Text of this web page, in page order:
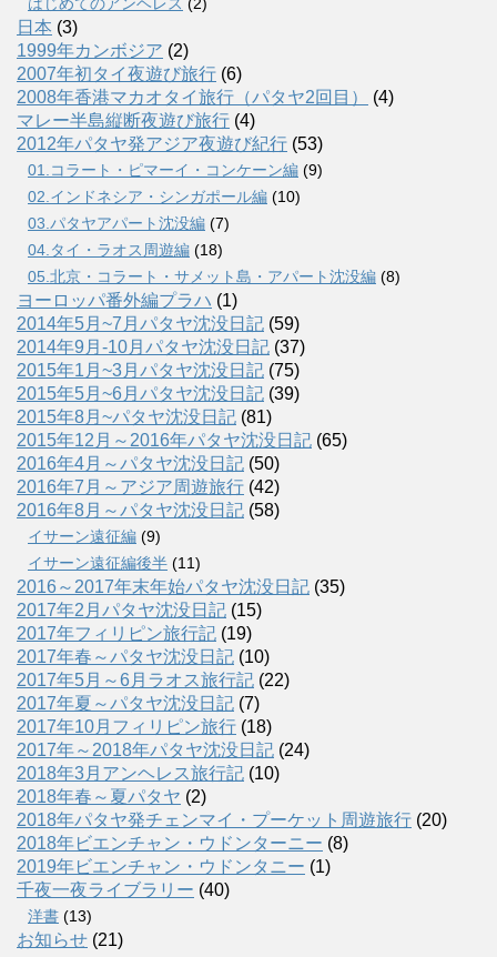
はじめてのアンヘレス (2)
日本 (3)
1999年カンボジア (2)
2007年初タイ夜遊び旅行 (6)
2008年香港マカオタイ旅行（パタヤ2回目）
(4)
マレー半島縦断夜遊び旅行 (4)
2012年パタヤ発アジア夜遊び紀行 (53)
01.コラート・ピマーイ・コンケーン編 (9)
02.インドネシア・シンガポール編 (10)
03.パタヤアパート沈没編 (7)
04.タイ・ラオス周遊編 (18)
05.北京・コラート・サメット島・アパート沈没編 (8)
ヨーロッパ番外編プラハ (1)
2014年5月~7月パタヤ沈没日記 (59)
2014年9月-10月パタヤ沈没日記 (37)
2015年1月~3月パタヤ沈没日記 (75)
2015年5月~6月パタヤ沈没日記 (39)
2015年8月~パタヤ沈没日記 (81)
2015年12月～2016年パタヤ沈没日記 (65)
2016年4月～パタヤ沈没日記 (50)
2016年7月～アジア周遊旅行 (42)
2016年8月～パタヤ沈没日記 (58)
イサーン遠征編 (9)
イサーン遠征編後半 (11)
2016～2017年末年始パタヤ沈没日記 (35)
2017年2月パタヤ沈没日記 (15)
2017年フィリピン旅行記 (19)
2017年春～パタヤ沈没日記 (10)
2017年5月～6月ラオス旅行記 (22)
2017年夏～パタヤ沈没日記 (7)
2017年10月フィリピン旅行 (18)
2017年～2018年パタヤ沈没日記 (24)
2018年3月アンヘレス旅行記 (10)
2018年春～夏パタヤ (2)
2018年パタヤ発チェンマイ・プーケット周遊旅行 (20)
2018年ビエンチャン・ウドンターニー (8)
2019年ビエンチャン・ウドンタニー (1)
千夜一夜ライブラリー (40)
洋書 (13)
お知らせ (21)